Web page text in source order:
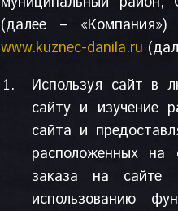
(далее –
www.kuznec-danila.ru
Используя сайт в
сайту и изучение
сайта и
расположенных на
заказа на
использованию